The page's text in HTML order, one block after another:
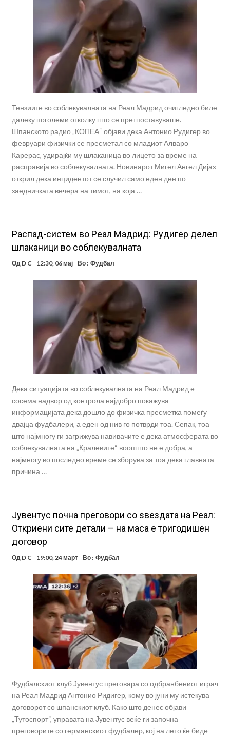
Тензиите во соблекувалната на Реал Мадрид очигледно биле
далеку поголеми отколку што се претпоставуваше.
Шпанското радио „КОПЕА“ објави дека Антонио Рудигер во
февруари физички се пресметал со младиот Алваро
Карерас, удирајќи му шлаканица во лицето за време на
расправија во соблекувалната. Новинарот Мигел Ангел Дијаз
открил дека инцидентот се случил само еден ден по
заедничката вечера на тимот, на која …
Распад-систем во Реал Мадрид: Рудигер делел
шлаканици во соблекувалната
Од D C 12:30, 06 мај Во : Фудбал
Дека ситуацијата во соблекувалната на Реал Мадрид е
сосема надвор од контрола најдобро покажува
информацијата дека дошло до физичка пресметка помеѓу
двајца фудбалери, а еден од нив го потврди тоа. Сепак, тоа
што најмногу ги загрижува навивачите е дека атмосферата во
соблекувалната на „Кралевите“ воопшто не е добра, а
најмногу во последно време се зборува за тоа дека главната
причина …
Јувентус почна преговори со ѕвездата на Реал:
Откриени сите детали – на маса е тригодишен
договор
Од D C 19:00, 24 март Во : Фудбал
Фудбалскиот клуб Јувентус преговара со одбранбениот играч
на Реал Мадрид Антонио Ридигер, кому во јуни му истекува
договорот со шпанскиот клуб. Како што денес објави
„Тутоспорт“, управата на Јувентус веќе ги започна
преговорите со германскиот фудбалер, кој на лето ќе биде